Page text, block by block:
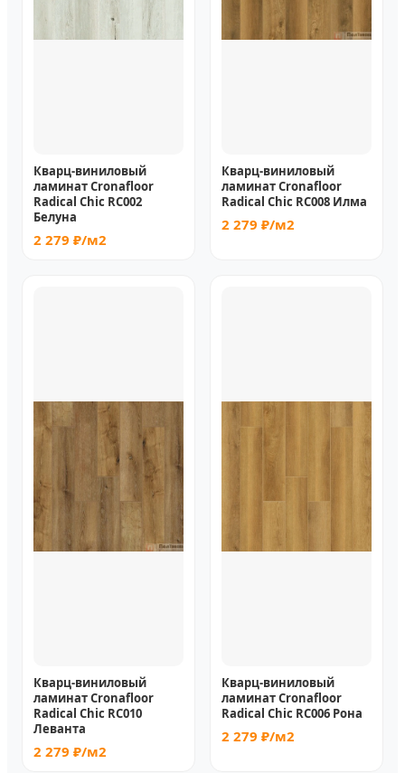
Кварц-виниловый
ламинат Cronafloor
Radical Chic RC002
Белуна
2 279 ₽/м2
Кварц-виниловый
ламинат Cronafloor
Radical Chic RC008 Илма
2 279 ₽/м2
Кварц-виниловый
ламинат Cronafloor
Radical Chic RC010
Леванта
2 279 ₽/м2
Кварц-виниловый
ламинат Cronafloor
Radical Chic RC006 Рона
2 279 ₽/м2